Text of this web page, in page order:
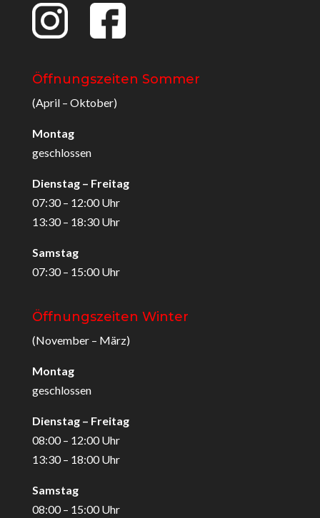
Öffnungszeiten Sommer
(April – Oktober)
Montag
geschlossen
Dienstag – Freitag
07:30 – 12:00 Uhr
13:30 – 18:30 Uhr
Samstag
07:30 – 15:00 Uhr
Öffnungszeiten Winter
(November – März)
Montag
geschlossen
Dienstag – Freitag
08:00 – 12:00 Uhr
13:30 – 18:00 Uhr
Samstag
08:00 – 15:00 Uhr